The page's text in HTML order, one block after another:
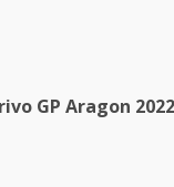
GP Aragon